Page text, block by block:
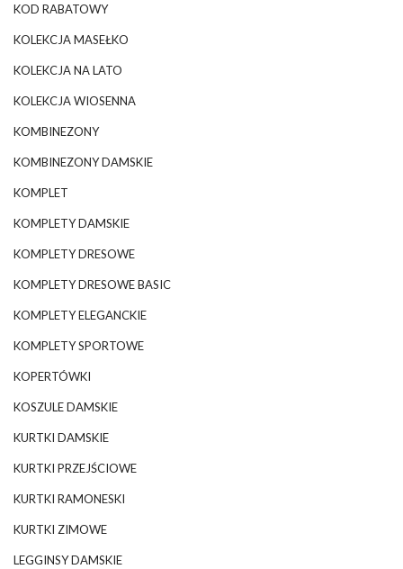
KOD RABATOWY
KOLEKCJA MASEŁKO
KOLEKCJA NA LATO
KOLEKCJA WIOSENNA
KOMBINEZONY
KOMBINEZONY DAMSKIE
KOMPLET
KOMPLETY DAMSKIE
KOMPLETY DRESOWE
KOMPLETY DRESOWE BASIC
KOMPLETY ELEGANCKIE
KOMPLETY SPORTOWE
KOPERTÓWKI
KOSZULE DAMSKIE
KURTKI DAMSKIE
KURTKI PRZEJŚCIOWE
KURTKI RAMONESKI
KURTKI ZIMOWE
LEGGINSY DAMSKIE